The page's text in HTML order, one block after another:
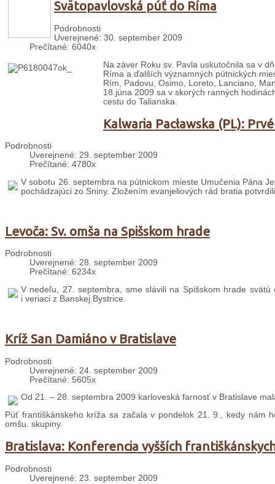
Svätopavlovská púť do Ríma
Podrobnosti
Uverejnené: 30. september 2009
Prečítané: 6040x
Na záver Roku sv. Pavla uskutočnila sa v
Ríma a ďalších významných pútnických
Rím, Padovu, Osimo, Loreto, Lanciano,
18.júna 2009 sa v skorých ranných
cestu do Talianska.
Kalwaria Pacławska (PL):
Podrobnosti
Uverejnené: 29. september 2009
Prečítané: 4780x
V sobotu 26. septembra na pútnickom mieste Umučenia Pána
pochádzajúci zo Sniny. Zložením evanjeliových rád bratia
Levoča: Sv. omša na Spišskom hrade
Podrobnosti
Uverejnené: 28. september 2009
Prečítané: 6234x
V nedeľu, 27. septembra, sme slávili na Spišskom hrade
i veriaci z Banskej Bystrice.
Kríž San Damiáno v Bratislave
Podrobnosti
Uverejnené: 24. september 2009
Prečítané: 5605x
Od 21. – 28. septembra 2009 karloveská farnosť v Bratislave
Púť františkánskeho kríža sa začala v pondelok 21. 9., kedy nám
omšu. skupiny.
Bratislava: Konferencia vyšších
Podrobnosti
Uverejnené: 23. september 2009